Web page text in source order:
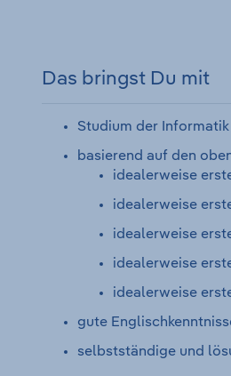
Das bringst Du mit
Studium der
basierend auf den
idealerweise
idealerweise
idealerweise
idealerweise
idealerweise
gute
selbstständige und